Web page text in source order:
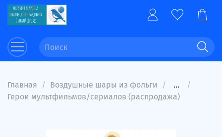
Главная Воздушные шары из фольги
...
Герои мультфильмов/сериалов (распродажа)